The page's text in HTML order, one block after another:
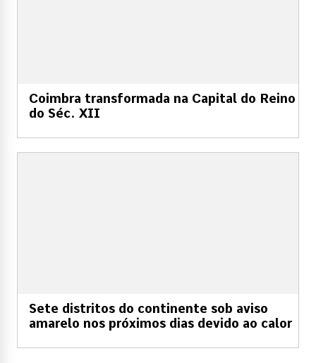
Coimbra transformada na Capital do Reino
do Séc. XII
Sete distritos do continente sob aviso
amarelo nos próximos dias devido ao calor